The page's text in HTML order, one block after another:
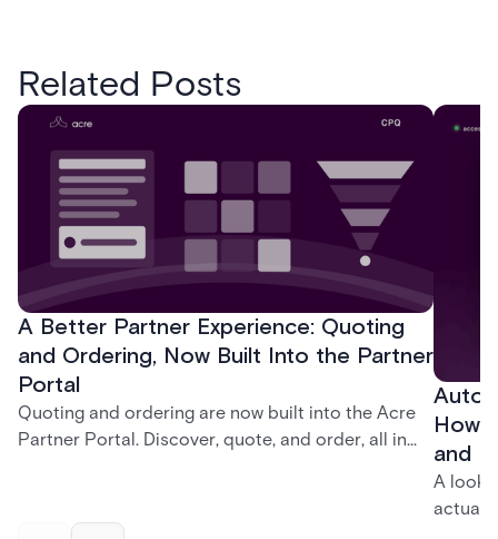
Related Posts
A Better Partner Experience: Quoting
and Ordering, Now Built Into the Partner
Portal
Quoting and ordering are now built into the Acre
Partner Portal. Discover, quote, and order, all in
How
and
A look